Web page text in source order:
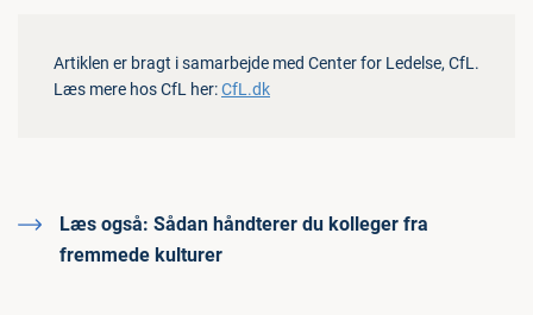
Artiklen er bragt i samarbejde med Center for Ledelse, CfL.
Læs mere hos CfL her:CfL.dk
Læs også: Sådan håndterer du kolleger fra
fremmede kulturer